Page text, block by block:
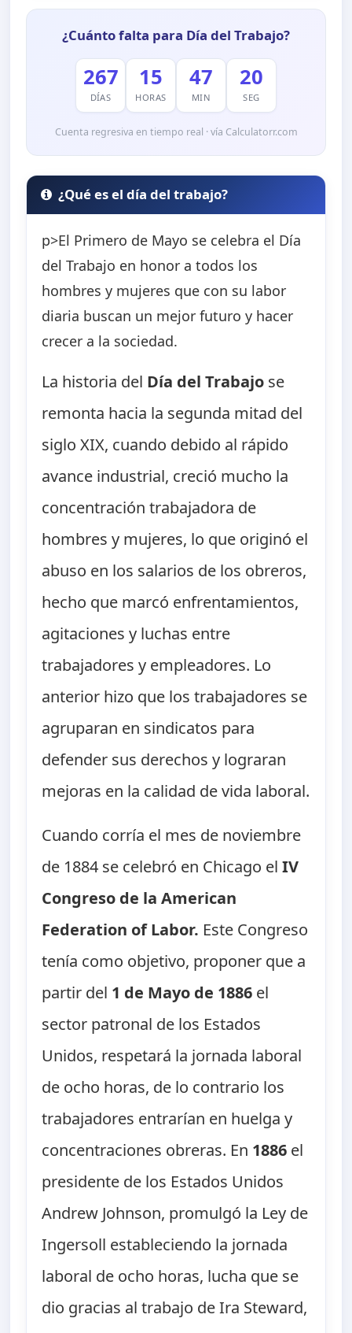
¿Cuánto falta para Día del Trabajo?
267
DÍAS
15
HORAS
47
MIN
19
SEG
Cuenta regresiva en tiempo real · vía Calculatorr.com
¿Qué es el día del trabajo?
p>El Primero de Mayo se celebra el Día
del Trabajo en honor a todos los
hombres y mujeres que con su labor
diaria buscan un mejor futuro y hacer
crecer a la sociedad.
La historia del Día del Trabajo se
remonta hacia la segunda mitad del
siglo XIX, cuando debido al rápido
avance industrial, creció mucho la
concentración trabajadora de
hombres y mujeres, lo que originó el
abuso en los salarios de los obreros,
hecho que marcó enfrentamientos,
agitaciones y luchas entre
trabajadores y empleadores. Lo
anterior hizo que los trabajadores se
agruparan en sindicatos para
defender sus derechos y lograran
mejoras en la calidad de vida laboral.
Cuando corría el mes de noviembre
de 1884 se celebró en Chicago elIV
Congreso de la American
Federation of Labor. Este Congreso
tenía como objetivo, proponer que a
partir del 1 de Mayo de 1886 el
sector patronal de los Estados
Unidos, respetará la jornada laboral
de ocho horas, de lo contrario los
trabajadores entrarían en huelga y
concentraciones obreras. En 1886 el
presidente de los Estados Unidos
Andrew Johnson, promulgó la Ley de
Ingersoll estableciendo la jornada
laboral de ocho horas, lucha que se
dio gracias al trabajo de Ira Steward,